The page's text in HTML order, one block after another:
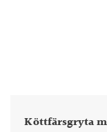
Köttfärsgryta